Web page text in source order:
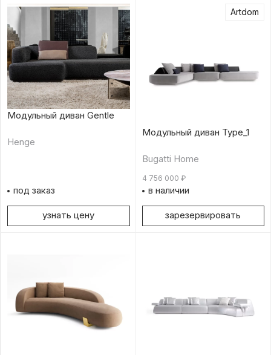
Модульный диван Gentle
Henge
под заказ
узнать цену
Artdom
Модульный диван Type_1
Bugatti Home
4 756 000 ₽
в наличии
зарезервировать